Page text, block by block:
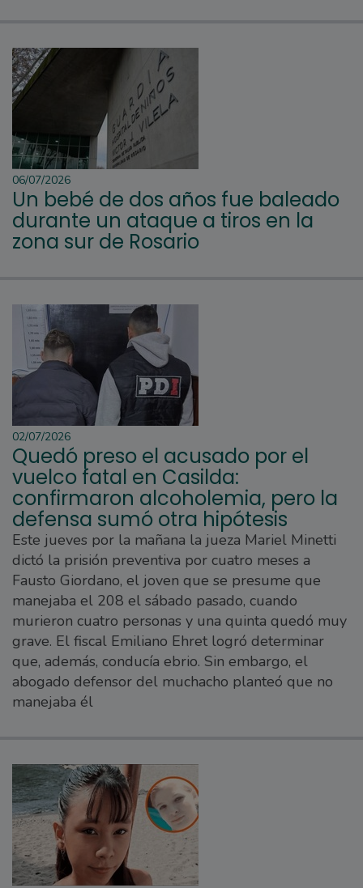
06/07/2026
Un bebé de dos años fue baleado
durante un ataque a tiros en la
zona sur de Rosario
02/07/2026
Quedó preso el acusado por el
vuelco fatal en Casilda:
confirmaron alcoholemia, pero la
defensa sumó otra hipótesis
Este jueves por la mañana la jueza Mariel Minetti
dictó la prisión preventiva por cuatro meses a
Fausto Giordano, el joven que se presume que
manejaba el 208 el sábado pasado, cuando
murieron cuatro personas y una quinta quedó muy
grave. El fiscal Emiliano Ehret logró determinar
que, además, conducía ebrio. Sin embargo, el
abogado defensor del muchacho planteó que no
manejaba él